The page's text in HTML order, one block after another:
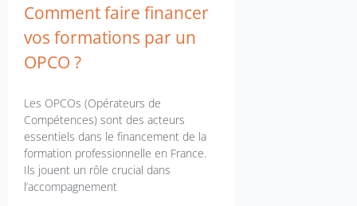
Comment faire financer
vos formations par un
OPCO ?
Les OPCOs (Opérateurs de
Compétences) sont des acteurs
essentiels dans le financement de la
formation professionnelle en France.
Ils jouent un rôle crucial dans
l’accompagnement